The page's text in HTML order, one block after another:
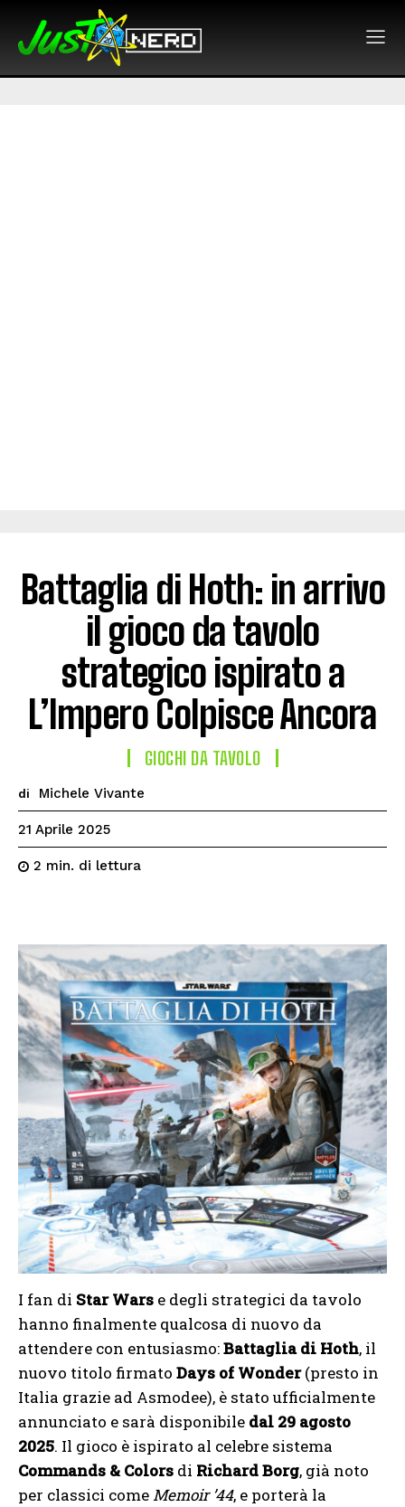
Battaglia di Hoth: in arrivo
il gioco da tavolo
strategico ispirato a
L’Impero Colpisce Ancora
GIOCHI DA TAVOLO
di Michele Vivante
21 Aprile 2025
2 min. di lettura
I fan di Star Wars e degli strategici da tavolo
hanno finalmente qualcosa di nuovo da
attendere con entusiasmo:Battaglia di Hoth, il
nuovo titolo firmato Days of Wonder(presto in
Italia grazie ad Asmodee), è stato ufficialmente
annunciato e sarà disponibile dal 29 agosto
2025. Il gioco è ispirato al celebre sistema
Commands & Colors di Richard Borg, già noto
per classici comeMemoir ’44, e porterà la